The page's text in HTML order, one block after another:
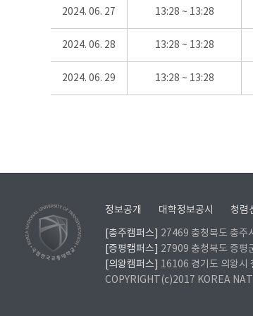
2024. 06. 27 13:28 ~ 13:28
2024. 06. 28 13:28 ~ 13:28
2024. 06. 29 13:28 ~ 13:28
정보공개 대학정보공시 청렴
[충주캠퍼스]
27469 충청북도 충
[증평캠퍼스]
27909 충청북도 증
[의왕캠퍼스]
16106 경기도 의왕
COPYRIGHT(c)2017 KOREA